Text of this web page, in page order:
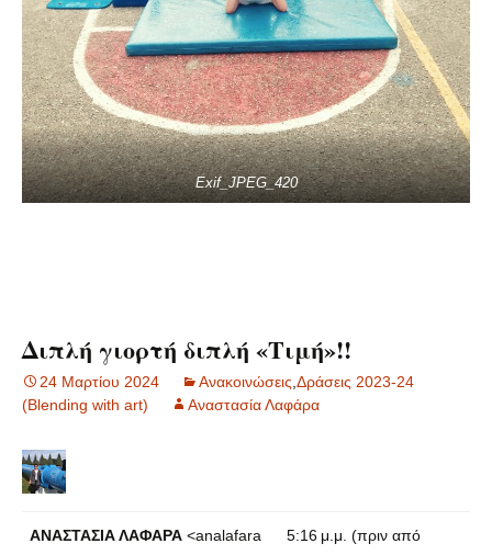
Exif_JPEG_420
Διπλή γιορτή διπλή «Τιμή»!!
24 Μαρτίου 2024 Ανακοινώσεις Δράσεις 2023-24
(Blending with art)
Αναστασία Λαφάρα
ΑΝΑΣΤΑΣΙΑ ΛΑΦΑΡΑ <analafara
5:16 μ.μ. (πριν από